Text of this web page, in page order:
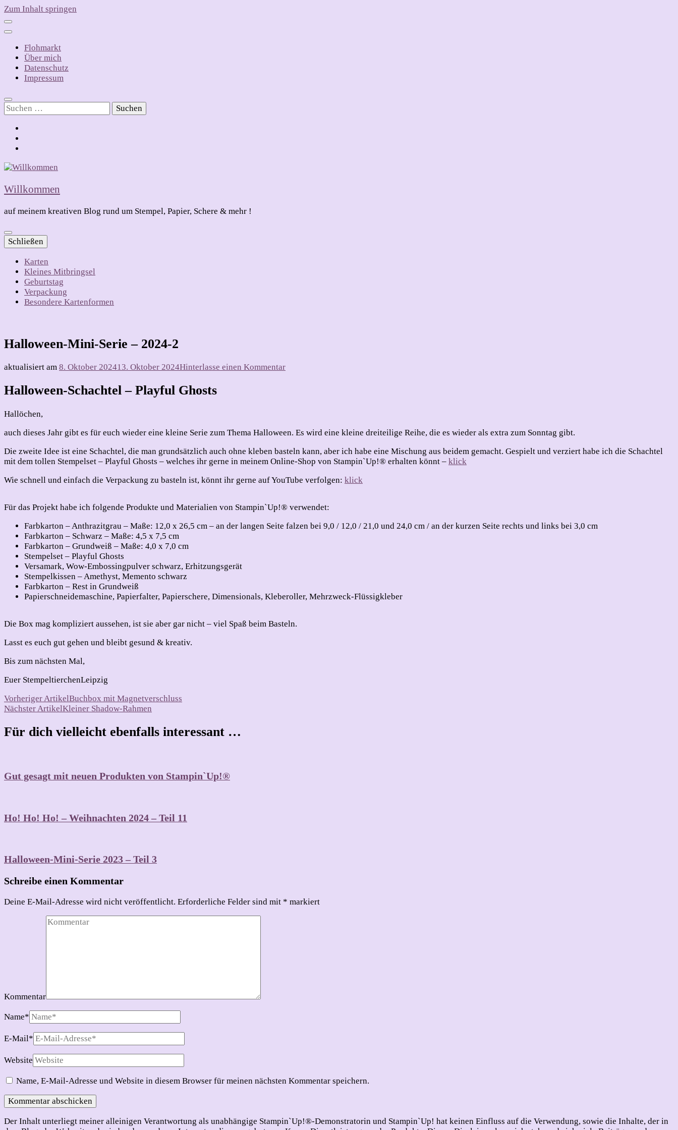
Zum Inhalt springen
Flohmarkt
Über mich
Datenschutz
Impressum
Suchen
nach:
Willkommen
auf meinem kreativen Blog rund um Stempel, Papier, Schere & mehr !
Schließen
Karten
Kleines Mitbringsel
Geburtstag
Verpackung
Besondere Kartenformen
Halloween-Mini-Serie – 2024-2
aktualisiert am 8. Oktober 202413. Oktober 2024Hinterlasse einen Kommentarzu
Halloween-Schachtel – Playful Ghosts
Hallöchen,
auch dieses Jahr gibt es für euch wieder eine kleine Serie zum Thema Halloween. Es wird eine kleine dreiteilige Reihe, die es wieder als extra zum Sonntag gibt.
Die zweite Idee ist eine Schachtel, die man grundsätzlich auch ohne kleben basteln kann, aber ich habe eine Mischung aus beidem gemacht. Gespielt und verziert habe ich die Schachtel
mit dem tollen Stempelset – Playful Ghosts – welches ihr gerne in meinem Online-Shop von Stampin`Up!® erhalten könnt – klick
Wie schnell und einfach die Verpackung zu basteln ist, könnt ihr gerne auf YouTube verfolgen: klick
Für das Projekt habe ich folgende Produkte und Materialien von Stampin`Up!® verwendet:
Farbkarton – Anthrazitgrau – Maße: 12,0 x 26,5 cm – an der langen Seite falzen bei 9,0 / 12,0 / 21,0 und 24,0 cm / an der kurzen Seite rechts und links bei 3,0 cm
Farbkarton – Schwarz – Maße: 4,5 x 7,5 cm
Farbkarton – Grundweiß – Maße: 4,0 x 7,0 cm
Stempelset – Playful Ghosts
Versamark, Wow-Embossingpulver schwarz, Erhitzungsgerät
Stempelkissen – Amethyst, Memento schwarz
Farbkarton – Rest in Grundweiß
Papierschneidemaschine, Papierfalter, Papierschere, Dimensionals, Kleberoller, Mehrzweck-Flüssigkleber
Die Box mag kompliziert aussehen, ist sie aber gar nicht – viel Spaß beim Basteln.
Lasst es euch gut gehen und bleibt gesund & kreativ.
Bis zum nächsten Mal,
Euer StempeltierchenLeipzig
Beitragsnavigation
Vorheriger ArtikelBuchbox mit Magnetverschluss
Nächster ArtikelKleiner Shadow-Rahmen
Für dich vielleicht ebenfalls interessant …
Gut gesagt mit neuen Produkten von Stampin`Up!®
Ho! Ho! Ho! – Weihnachten 2024 – Teil 11
Halloween-Mini-Serie 2023 – Teil 3
Schreibe einen Kommentar
Deine E-Mail-Adresse wird nicht veröffentlicht. Erforderliche Felder sind mit * markiert
Kommentar
Name*
E-Mail*
Website
Name, E-Mail-Adresse und Website in diesem Browser für meinen nächsten Kommentar speichern.
Der Inhalt unterliegt meiner alleinigen Verantwortung als unabhängige Stampin`Up!®-Demonstratorin und Stampin`Up! hat keinen Einfluss auf die Verwendung, sowie die Inhalte, der in